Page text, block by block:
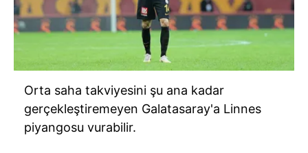
kullanılmaktadır. Bu çerezler vasıtasıyla çeşitli kişisel
verileriniz işlenmekte olup gerekli olan çerezler bilgi
toplumu hizmetlerinin sunulması amacıyla
kullanılmaktadır. Diğer çerezler, sitemizin daha işlevsel
kılınması ve kişiselleştirilmesi ve sizlere yönelik
reklam/pazarlama faaliyetlerinin yapılması, amaçlarıyla
sınırlı olarak açık rızanız dahilinde kullanılacaktır.
Çerezlere ilişkin tercihlerinizi aşağıda yer alan panel
Orta saha takviyesini şu ana kadar
gerçekleştiremeyen Galatasaray'a Linnes
piyangosu vurabilir.